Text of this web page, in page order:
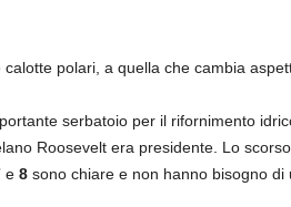
polari, a quella che cambia
serbatoio per il rifornimento
Roosevelt era presidente. Lo
e 8sono chiare e non hanno bisogno di